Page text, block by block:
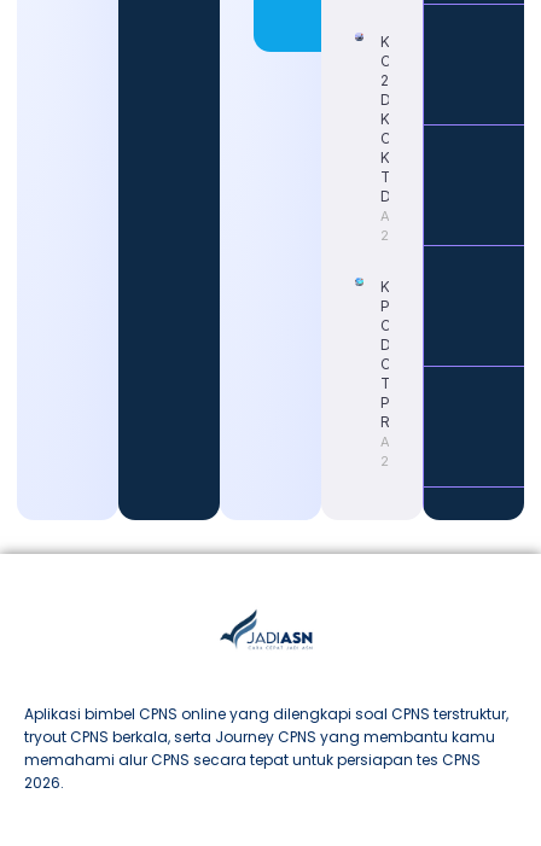
Kapan
CPNS
2026
Dibuka
Kembali?
Cek
Kabar
Terbaru
Dari BKN
August 6,
2026
Kapan
Pendaftaran
CPNS 2026
Dimulai?
Cek Jadwal
Terbaru dan
Portal
Resminya
August 5,
2026
Aplikasi bimbel CPNS online yang dilengkapi soal CPNS terstruktur,
tryout CPNS berkala, serta Journey CPNS yang membantu kamu
memahami alur CPNS secara tepat untuk persiapan tes CPNS
2026.